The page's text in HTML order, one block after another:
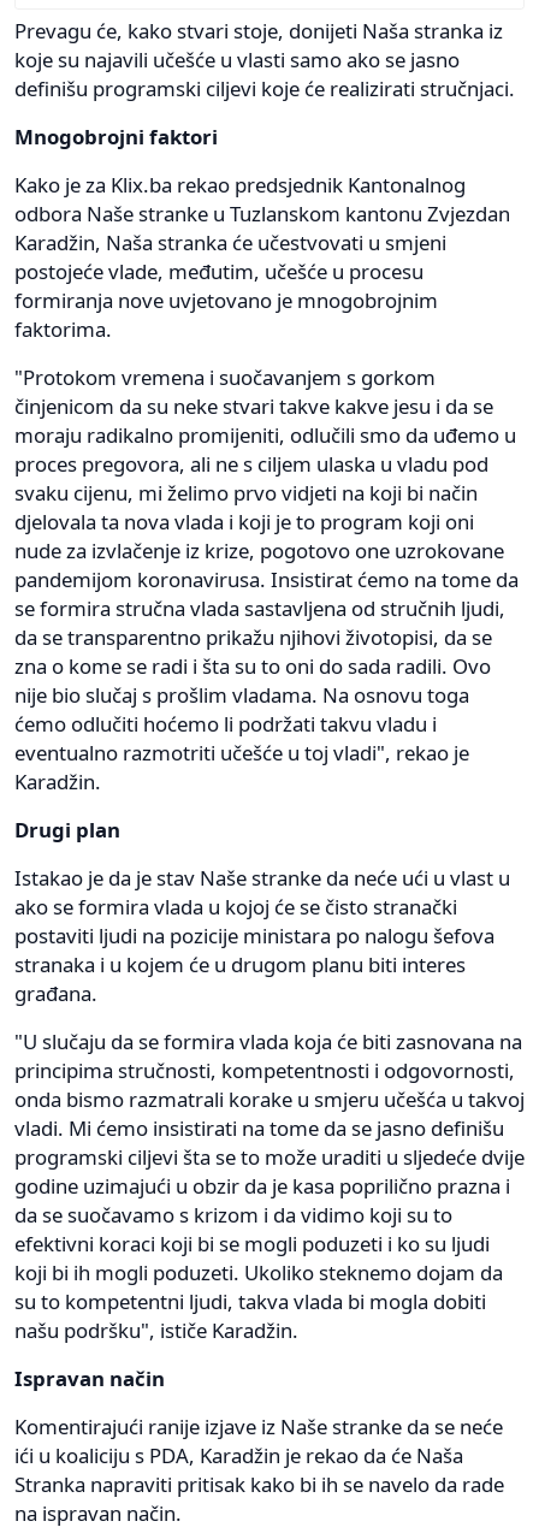
Prevagu će, kako stvari stoje, donijeti Naša stranka iz
koje su najavili učešće u vlasti samo ako se jasno
definišu programski ciljevi koje će realizirati stručnjaci.
Mnogobrojni faktori
Kako je za Klix.ba rekao predsjednik Kantonalnog
odbora Naše stranke u Tuzlanskom kantonu Zvjezdan
Karadžin, Naša stranka će učestvovati u smjeni
postojeće vlade, međutim, učešće u procesu
formiranja nove uvjetovano je mnogobrojnim
faktorima.
"Protokom vremena i suočavanjem s gorkom
činjenicom da su neke stvari takve kakve jesu i da se
moraju radikalno promijeniti, odlučili smo da uđemo u
proces pregovora, ali ne s ciljem ulaska u vladu pod
svaku cijenu, mi želimo prvo vidjeti na koji bi način
djelovala ta nova vlada i koji je to program koji oni
nude za izvlačenje iz krize, pogotovo one uzrokovane
pandemijom koronavirusa. Insistirat ćemo na tome da
se formira stručna vlada sastavljena od stručnih ljudi,
da se transparentno prikažu njihovi životopisi, da se
zna o kome se radi i šta su to oni do sada radili. Ovo
nije bio slučaj s prošlim vladama. Na osnovu toga
ćemo odlučiti hoćemo li podržati takvu vladu i
eventualno razmotriti učešće u toj vladi", rekao je
Karadžin.
Drugi plan
Istakao je da je stav Naše stranke da neće ući u vlast u
ako se formira vlada u kojoj će se čisto stranački
postaviti ljudi na pozicije ministara po nalogu šefova
stranaka i u kojem će u drugom planu biti interes
građana.
"U slučaju da se formira vlada koja će biti zasnovana na
principima stručnosti, kompetentnosti i odgovornosti,
onda bismo razmatrali korake u smjeru učešća u takvoj
vladi. Mi ćemo insistirati na tome da se jasno definišu
programski ciljevi šta se to može uraditi u sljedeće dvije
godine uzimajući u obzir da je kasa poprilično prazna i
da se suočavamo s krizom i da vidimo koji su to
efektivni koraci koji bi se mogli poduzeti i ko su ljudi
koji bi ih mogli poduzeti. Ukoliko steknemo dojam da
su to kompetentni ljudi, takva vlada bi mogla dobiti
našu podršku", ističe Karadžin.
Ispravan način
Komentirajući ranije izjave iz Naše stranke da se neće
ići u koaliciju s PDA, Karadžin je rekao da će Naša
Stranka napraviti pritisak kako bi ih se navelo da rade
na ispravan način.